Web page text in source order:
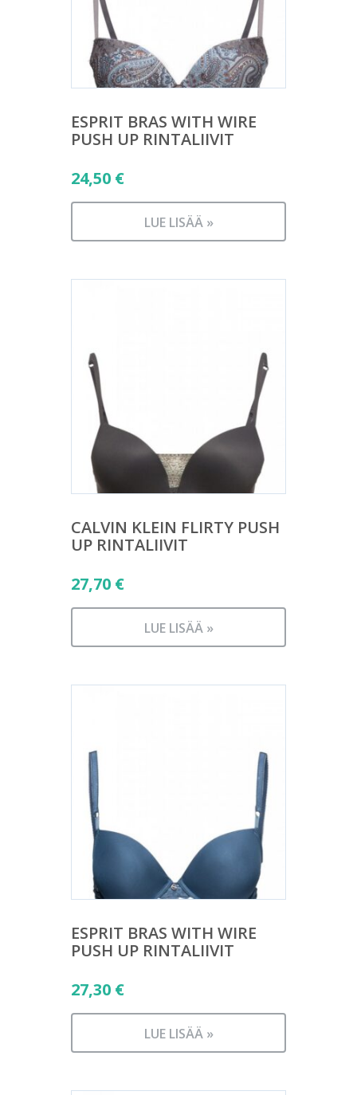
ESPRIT BRAS WITH WIRE
PUSH UP RINTALIIVIT
24,50 €
LUE LISÄÄ »
CALVIN KLEIN FLIRTY PUSH
UP RINTALIIVIT
27,70 €
LUE LISÄÄ »
ESPRIT BRAS WITH WIRE
PUSH UP RINTALIIVIT
27,30 €
LUE LISÄÄ »